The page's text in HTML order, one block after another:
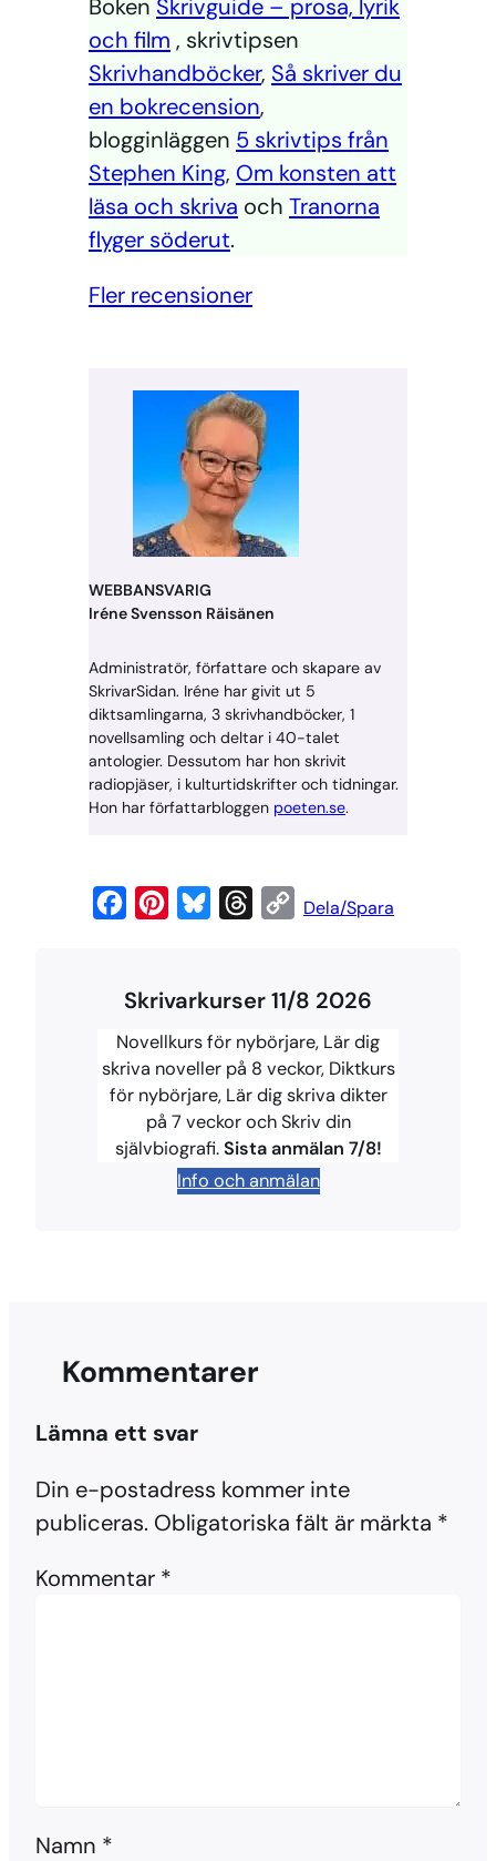
Boken Skrivguide – prosa, lyrik
och film , skrivtipsen
Skrivhandböcker, Så skriver du
en bokrecension,
blogginläggen 5 skrivtips från
Stephen King, Om konsten att
läsa och skriva och Tranorna
flyger söderut.
Fler recensioner
WEBBANSVARIG
Iréne Svensson Räisänen
Administratör, författare och skapare av
SkrivarSidan. Iréne har givit ut 5
diktsamlingarna, 3 skrivhandböcker, 1
novellsamling och deltar i 40-talet
antologier. Dessutom har hon skrivit
radiopjäser, i kulturtidskrifter och tidningar.
Hon har författarbloggen poeten.se.
e
b
o
o
k
t
e
r
e
s
e
s
k
y
e
a
d
s
C
y
L
i
n
k
Dela/Spara
Skrivarkurser 11/8 2026
Novellkurs för nybörjare, Lär dig
skriva noveller på 8 veckor, Diktkurs
för nybörjare, Lär dig skriva dikter
på 7 veckor och Skriv din
självbiografi.Sista anmälan 7/8!
Info och anmälan
Kommentarer
Lämna ett svar
Din e-postadress kommer inte
publiceras. Obligatoriska fält är märkta *
Kommentar *
Namn *